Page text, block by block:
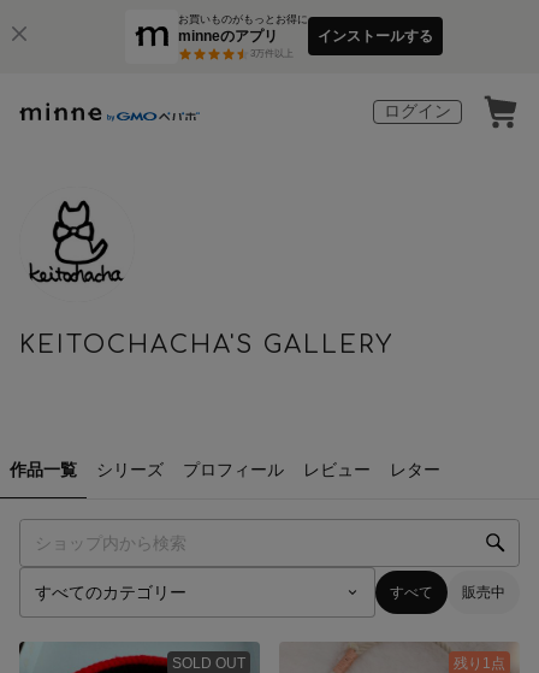
お買いものがもっとお得に
minneのアプリ
3万件以上
インストールする
ログイン
KEITOCHACHA'S GALLERY
作品一覧 シリーズ プロフィール レビュー レター
すべて 販売中
SOLD OUT 残り1点